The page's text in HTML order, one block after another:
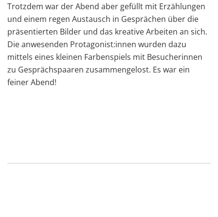
Trotzdem war der Abend aber gefüllt mit Erzählungen
und einem regen Austausch in Gesprächen über die
präsentierten Bilder und das kreative Arbeiten an sich.
Die anwesenden Protagonist:innen wurden dazu
mittels eines kleinen Farbenspiels mit Besucherinnen
zu Gesprächspaaren zusammengelost. Es war ein
feiner Abend!